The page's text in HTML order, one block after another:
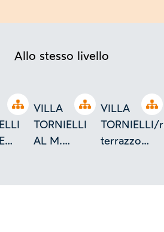
Allo stesso livello
Open tree Open tree
VILLA
TORNIELLI
AL M.
TERRAZZI/SCALA
VILLA
TORNIELLI/
terrazzo